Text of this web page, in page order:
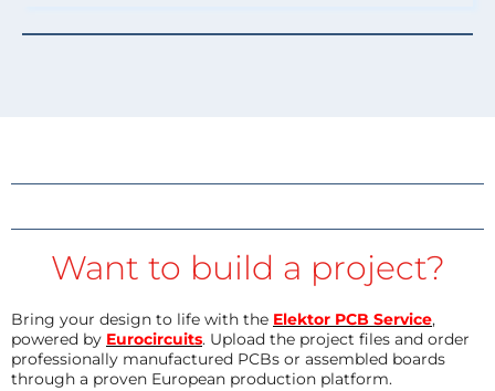
Want to build a project?
Bring your design to life with the Elektor PCB Service,
powered by Eurocircuits. Upload the project files and order
professionally manufactured PCBs or assembled boards
through a proven European production platform.